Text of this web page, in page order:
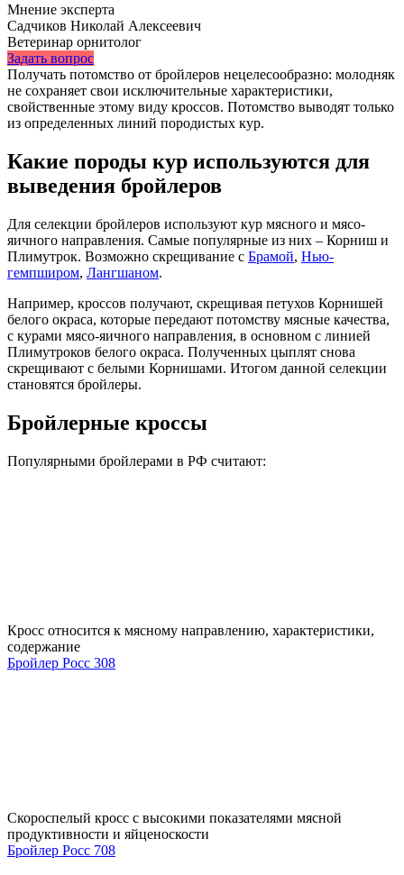
Мнение эксперта
Садчиков Николай Алексеевич
Ветеринар орнитолог
Задать вопрос
Получать потомство от бройлеров нецелесообразно: молодняк
не сохраняет свои исключительные характеристики,
свойственные этому виду кроссов. Потомство выводят только
из определенных линий породистых кур.
Какие породы кур используются для
выведения бройлеров
Для селекции бройлеров используют кур мясного и мясо-
яичного направления. Самые популярные из них – Корниш и
Плимутрок. Возможно скрещивание с Брамой, Нью-
гемпширом, Лангшаном.
Например, кроссов получают, скрещивая петухов Корнишей
белого окраса, которые передают потомству мясные качества,
с курами мясо-яичного направления, в основном с линией
Плимутроков белого окраса. Полученных цыплят снова
скрещивают с белыми Корнишами. Итогом данной селекции
становятся бройлеры.
Бройлерные кроссы
Популярными бройлерами в РФ считают:
Кросс относится к мясному направлению, характеристики,
содержание
Бройлер Росс 308
Скороспелый кросс с высокими показателями мясной
продуктивности и яйценоскости
Бройлер Росс 708